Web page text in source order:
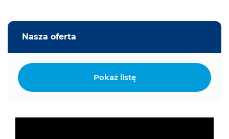
Nasza oferta
Pokaż listę